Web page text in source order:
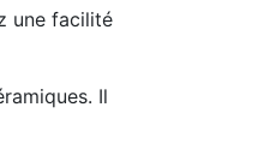
une facilité
Il